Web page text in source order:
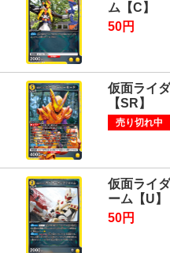
ム【C】
50円
仮面ライ
【SR】
売り切れ中
仮面ライ
ーム【U】
50円